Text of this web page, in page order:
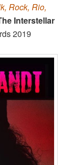
Rock, Rio,
Interstellar
2019